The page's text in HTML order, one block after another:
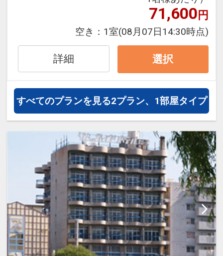
JALグループ）確約！フライトマイ
ル50%貯まります。
通・体験プランなどの追加（同時予
約）が可能なプランもございます。
＜添い寝の幼児のお子様＞
施設利用料・食事代金などが別途発
生する場合がございます。
現地にてお支払いください。
71,600円
空き： 1室(08月07日14:30時点)
詳細 選択
すべてのプランを見る2プラン、1部屋タイプ